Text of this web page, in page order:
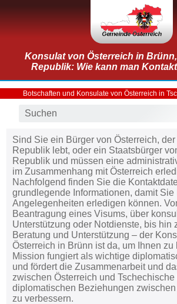
Konsulat von Österreich in
Republik: Wie kann man
Botschaften und Konsulate von Österreich in
Sind Sie ein Bürger von Österreich,
Republik lebt, oder ein Staatsbürger
Republik und müssen eine
im Zusammenhang mit Österreich
Nachfolgend finden Sie die
grundlegende Informationen, damit Sie
Angelegenheiten erledigen können.
Beantragung eines Visums, über
Unterstützung oder Notdienste, bis hin
Beratung und Unterstützung – der
Österreich in Brünn ist da, um Ihnen zu
Mission fungiert als wichtige
und fördert die Zusammenarbeit und
zwischen Österreich und
diplomatischen Beziehungen
zu verbessern.